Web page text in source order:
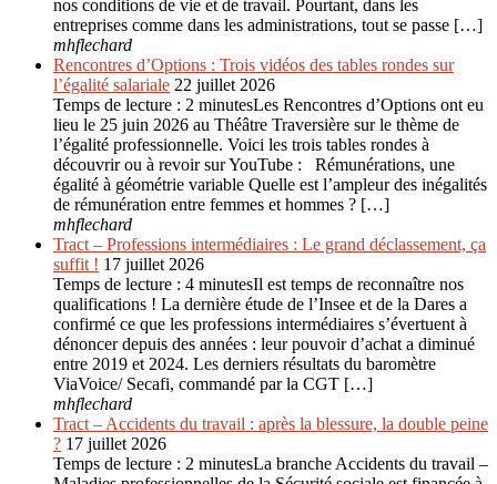
nos conditions de vie et de travail. Pourtant, dans les
entreprises comme dans les administrations, tout se passe […]
mhflechard
Rencontres d’Options : Trois vidéos des tables rondes sur
l’égalité salariale 22 juillet 2026
Temps de lecture : 2 minutesLes Rencontres d’Options ont eu
lieu le 25 juin 2026 au Théâtre Traversière sur le thème de
l’égalité professionnelle. Voici les trois tables rondes à
découvrir ou à revoir sur YouTube : Rémunérations, une
égalité à géométrie variable Quelle est l’ampleur des inégalités
de rémunération entre femmes et hommes ? […]
mhflechard
Tract – Professions intermédiaires : Le grand déclassement, ça
suffit ! 17 juillet 2026
Temps de lecture : 4 minutesIl est temps de reconnaître nos
qualifications ! La dernière étude de l’Insee et de la Dares a
confirmé ce que les professions intermédiaires s’évertuent à
dénoncer depuis des années : leur pouvoir d’achat a diminué
entre 2019 et 2024. Les derniers résultats du baromètre
ViaVoice/ Secafi, commandé par la CGT […]
mhflechard
Tract – Accidents du travail : après la blessure, la double peine
? 17 juillet 2026
Temps de lecture : 2 minutesLa branche Accidents du travail –